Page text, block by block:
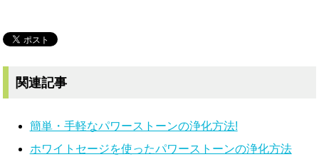
関連記事
簡単・手軽なパワーストーンの浄化方法!
ホワイトセージを使ったパワーストーンの浄化方法